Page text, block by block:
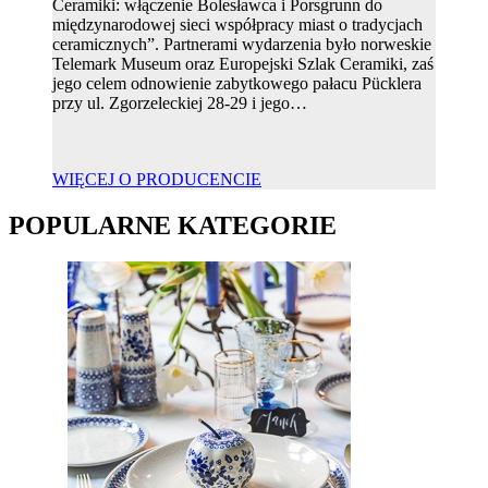
Ceramiki: włączenie Bolesławca i Porsgrunn do
międzynarodowej sieci współpracy miast o tradycjach
ceramicznych”. Partnerami wydarzenia było norweskie
Telemark Museum oraz Europejski Szlak Ceramiki, zaś
jego celem odnowienie zabytkowego pałacu Pücklera
przy ul. Zgorzeleckiej 28-29 i jego…
WIĘCEJ O PRODUCENCIE
POPULARNE KATEGORIE